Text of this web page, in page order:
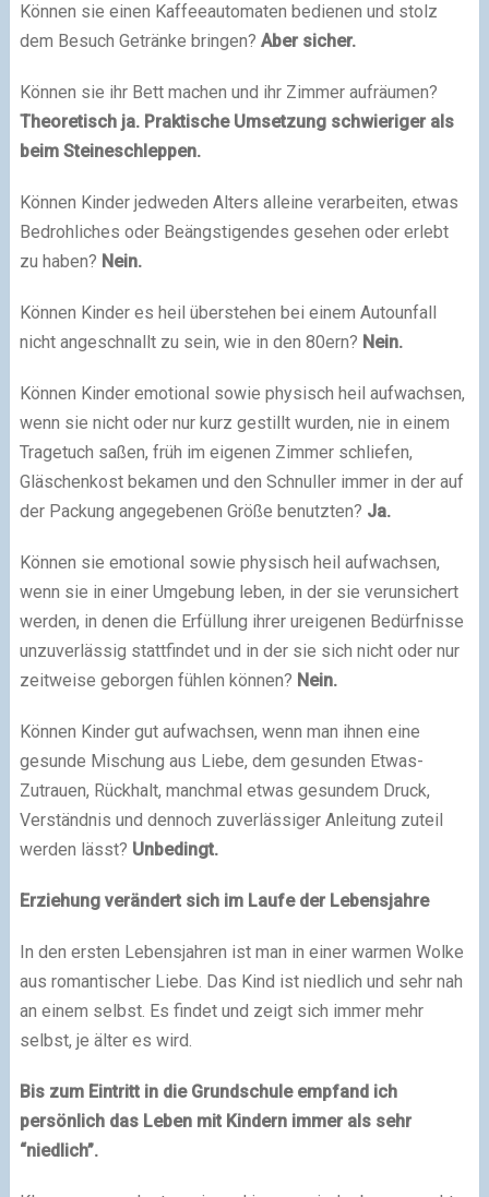
Können sie einen Kaffeeautomaten bedienen und stolz
dem Besuch Getränke bringen? Aber sicher.
Können sie ihr Bett machen und ihr Zimmer aufräumen?
Theoretisch ja. Praktische Umsetzung schwieriger als
beim Steineschleppen.
Können Kinder jedweden Alters alleine verarbeiten, etwas
Bedrohliches oder Beängstigendes gesehen oder erlebt
zu haben? Nein.
Können Kinder es heil überstehen bei einem Autounfall
nicht angeschnallt zu sein, wie in den 80ern? Nein.
Können Kinder emotional sowie physisch heil aufwachsen,
wenn sie nicht oder nur kurz gestillt wurden, nie in einem
Tragetuch saßen, früh im eigenen Zimmer schliefen,
Gläschenkost bekamen und den Schnuller immer in der auf
der Packung angegebenen Größe benutzten? Ja.
Können sie emotional sowie physisch heil aufwachsen,
wenn sie in einer Umgebung leben, in der sie verunsichert
werden, in denen die Erfüllung ihrer ureigenen Bedürfnisse
unzuverlässig stattfindet und in der sie sich nicht oder nur
zeitweise geborgen fühlen können? Nein.
Können Kinder gut aufwachsen, wenn man ihnen eine
gesunde Mischung aus Liebe, dem gesunden Etwas-
Zutrauen, Rückhalt, manchmal etwas gesundem Druck,
Verständnis und dennoch zuverlässiger Anleitung zuteil
werden lässt? Unbedingt.
Erziehung verändert sich im Laufe der Lebensjahre
In den ersten Lebensjahren ist man in einer warmen Wolke
aus romantischer Liebe. Das Kind ist niedlich und sehr nah
an einem selbst. Es findet und zeigt sich immer mehr
selbst, je älter es wird.
Bis zum Eintritt in die Grundschule empfand ich
persönlich das Leben mit Kindern immer als sehr
“niedlich”.